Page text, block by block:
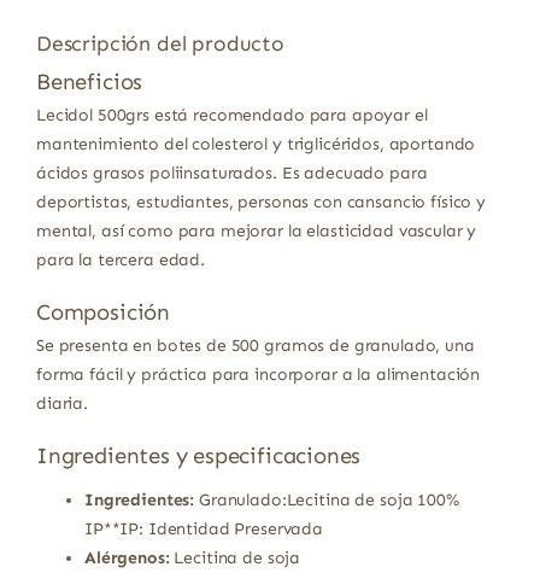
Descripción del producto
Beneficios
Lecidol 500grs está recomendado para apoyar el
mantenimiento del colesterol y triglicéridos, aportando
ácidos grasos poliinsaturados. Es adecuado para
deportistas, estudiantes, personas con cansancio físico y
mental, así como para mejorar la elasticidad vascular y
para la tercera edad.
Composición
Se presenta en botes de 500 gramos de granulado, una
forma fácil y práctica para incorporar a la alimentación
diaria.
Ingredientes y especificaciones
Ingredientes: Granulado:Lecitina de soja 100%
IP**IP: Identidad Preservada
Alérgenos:Lecitina de soja